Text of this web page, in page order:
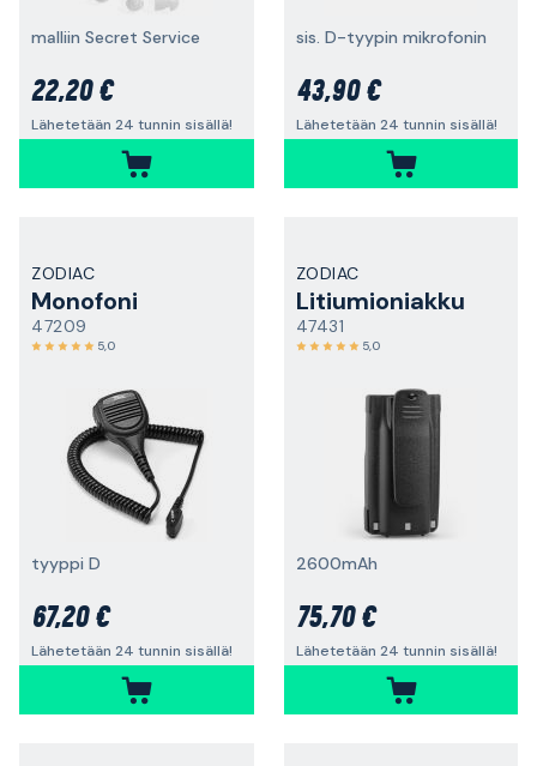
malliin Secret Service
22,20 €
Lähetetään 24 tunnin sisällä!
sis. D-tyypin mikrofonin
43,90 €
Lähetetään 24 tunnin sisällä!
ZODIAC
Monofoni
47209
5,0
tyyppi D
67,20 €
Lähetetään 24 tunnin sisällä!
ZODIAC
Litiumioniakku
47431
5,0
2600mAh
75,70 €
Lähetetään 24 tunnin sisällä!